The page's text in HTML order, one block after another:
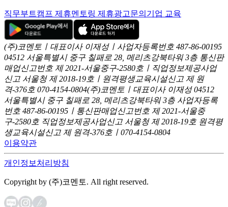
직무부트캠프 제휴멘토링 제휴광고문의 기업 교육
(주)코멘토ㅣ대표이사 이재성ㅣ사업자등록번호 487-86-00195
04512 서울특별시 중구 칠패로 28, 메리츠강북타워 3층 통신판
매업신고번호 제 2021-서울중구-2580호ㅣ직업정보제공사업
신고 서울청 제 2018-19호ㅣ원격평생교육시설신고 제 원
격-376호 070-4154-0804(주)코멘토ㅣ대표이사 이재성 04512
서울특별시 중구 칠패로 28, 메리츠강북타워 3층 사업자등록
번호 487-86-00195ㅣ통신판매업신고번호 제 2021-서울중
구-2580호 직업정보제공사업신고 서울청 제 2018-19호 원격평
생교육시설신고 제 원격-376호ㅣ070-4154-0804
이용약관
개인정보처리방침
Copyright by (주)코멘토. All right reserved.